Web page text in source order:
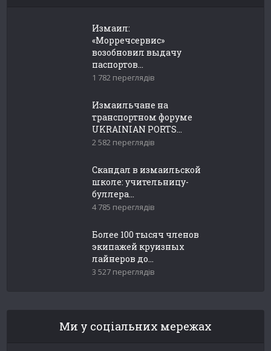
Измаил:
«Морречсервис»
возобновил выдачу
паспортов...
1 782 переглядів
Измаильчане на
транспортном форуме
UKRAINIAN PORTS...
2 582 переглядів
Скандал в измаильской
школе: учительницу-
буллера...
4 785 переглядів
Более 100 тысяч членов
экипажей круизных
лайнеров до...
3 527 переглядів
Ми у соціальних мережах